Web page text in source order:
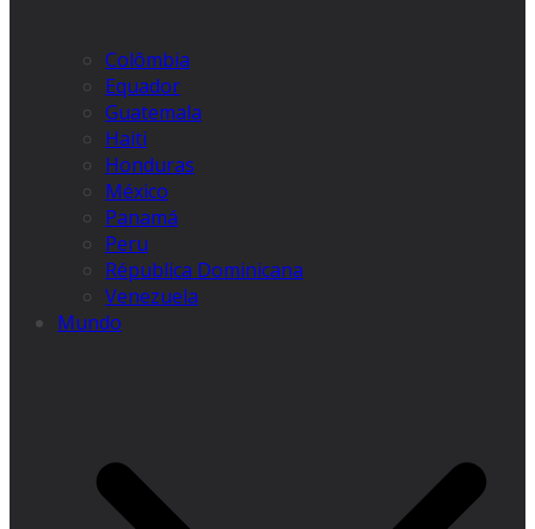
Colômbia
Equador
Guatemala
Haiti
Honduras
México
Panamá
Peru
Républica Dominicana
Venezuela
Mundo